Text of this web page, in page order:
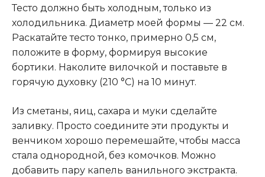
Тесто должно быть холодным, только из
холодильника. Диаметр моей формы — 22 см.
Раскатайте тесто тонко, примерно 0,5 см,
положите в форму, формируя высокие
бортики. Наколите вилочкой и поставьте в
горячую духовку (210 °С) на 10 минут.
Из сметаны, яиц, сахара и муки сделайте
заливку. Просто соедините эти продукты и
венчиком хорошо перемешайте, чтобы масса
стала однородной, без комочков. Можно
добавить пару капель ванильного экстракта.